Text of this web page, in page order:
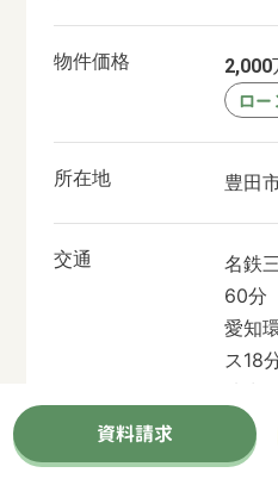
物件価格 2,000
ロ
所在地 豊田
交通
名鉄
60分
愛知
ス18
名鉄
18分
資料請求